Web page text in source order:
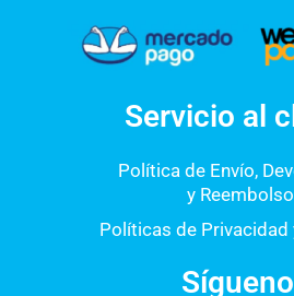
Servicio al
Política de Envío,
y
Políticas de Privacidad